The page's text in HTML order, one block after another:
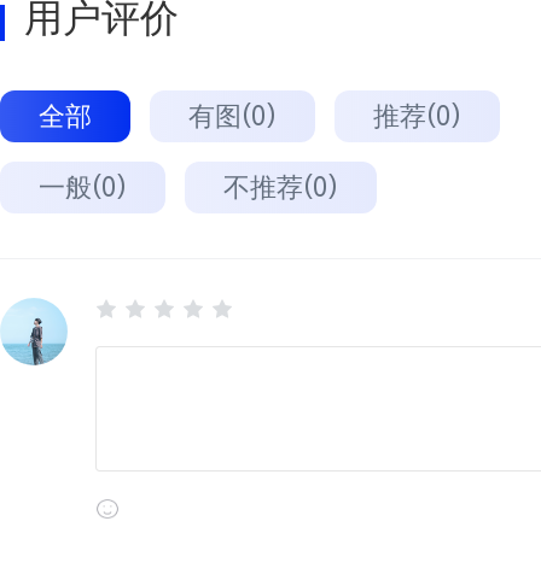
用户评价
全部 有图(0) 推荐(0)
一般(0) 不推荐(0)